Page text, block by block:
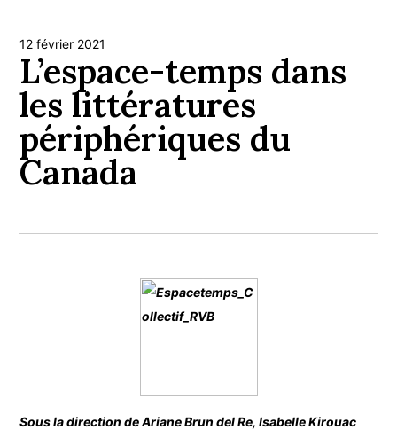
12 février 2021
L’espace-temps dans
les littératures
périphériques du
Canada
Sous la direction de Ariane Brun del Re, Isabelle Kirouac